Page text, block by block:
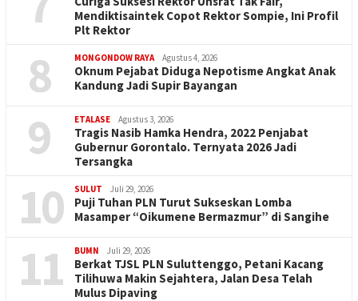
Mendiktisaintek Copot Rektor Sompie, Ini Profil
Plt Rektor
8 MONGONDOW RAYA Agustus 4, 2026
Oknum Pejabat Diduga Nepotisme Angkat Anak
Kandung Jadi Supir Bayangan
9 ETALASE Agustus 3, 2026
Tragis Nasib Hamka Hendra, 2022 Penjabat
Gubernur Gorontalo. Ternyata 2026 Jadi
Tersangka
10 SULUT Juli 29, 2026
Puji Tuhan PLN Turut Sukseskan Lomba
Masamper “Oikumene Bermazmur” di Sangihe
11 BUMN Juli 29, 2026
Berkat TJSL PLN Suluttenggo, Petani Kacang
Tilihuwa Makin Sejahtera, Jalan Desa Telah
Mulus Dipaving